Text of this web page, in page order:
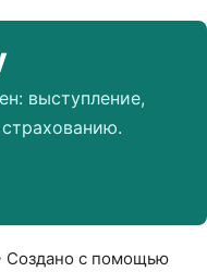
выступление,
Создано с помощью